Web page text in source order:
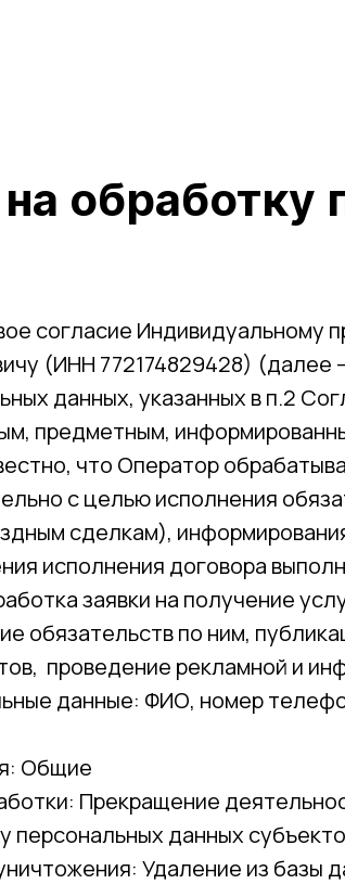
согласие
(ИНН 772174829428) (далее
данных, указанных в п.2
предметным,
что Оператор
с целью исполнения
сделкам),
исполнения договора
заявки на получение
обязательств по ним,
проведение рекламной и
данные: ФИО, номер
Общие
Прекращение
персональных данных
Удаление из базы